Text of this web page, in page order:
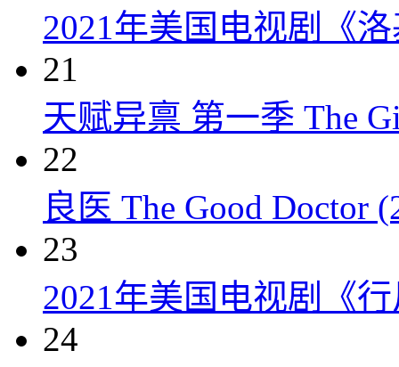
2021年美国电视剧《
21
天赋异禀 第一季 The
22
良医 The Good Doctor
23
2021年美国电视剧《
24